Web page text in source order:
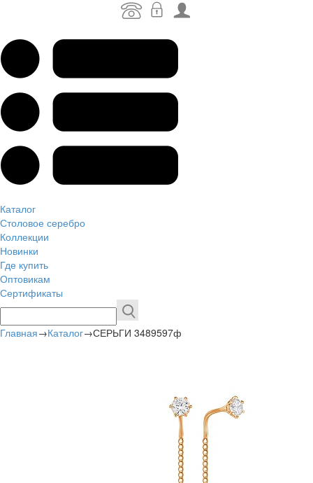
Каталог
Столовое серебро
Коллекции
Новинки
Где купить
Оптовикам
Сертификаты
Главная→Каталог→СЕРЬГИ 3489597ф